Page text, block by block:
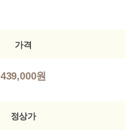
가격
439,000원
정상가